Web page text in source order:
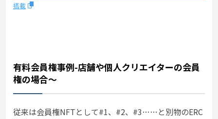
搭載
有料会員権事例-店舗や個人クリエイターの会員
権の場合～
従来は会員権NFTとして#1、#2、#3……と別物のERC